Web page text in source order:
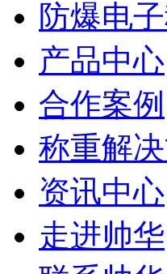
防爆电
产品中心
合作案例
称重解
资讯中心
走进帅华